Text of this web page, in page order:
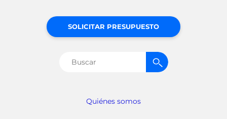
Quiénes somos
SOLICITAR PRESUPUESTO
Buscar: